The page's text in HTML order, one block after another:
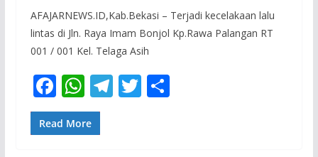
AFAJARNEWS.ID,Kab.Bekasi – Terjadi kecelakaan lalu
lintas di Jln. Raya Imam Bonjol Kp.Rawa Palangan RT
001 / 001 Kel. Telaga Asih
F
ac
e
W
h
at
T T S
Read More